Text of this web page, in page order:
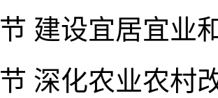
建设宜居宜业
深化农业农村